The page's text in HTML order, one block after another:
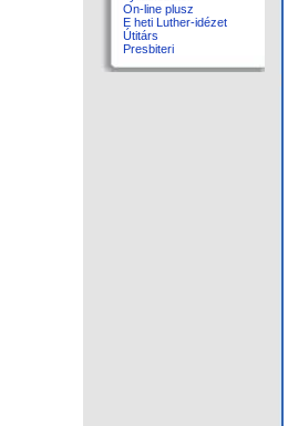
On-line plusz
E heti Luther-idézet
Útitárs
Presbiteri